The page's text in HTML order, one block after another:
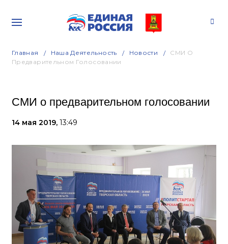
Главная Наша Деятельность Новости
СМИ О
Предварительном Голосовании
СМИ о предварительном голосовании
14 мая 2019, 13:49